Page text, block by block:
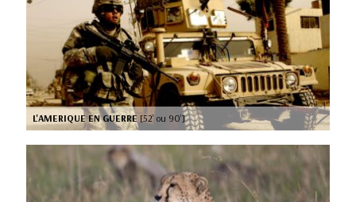
L'AMERIQUE EN GUERRE [52’ ou 90’]